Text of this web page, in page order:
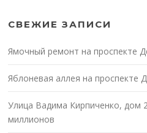
СВЕЖИЕ ЗАПИСИ
Ямочный ремонт на проспекте
Яблоневая аллея на проспекте
Улица Вадима Кирпиченко, дом
миллионов